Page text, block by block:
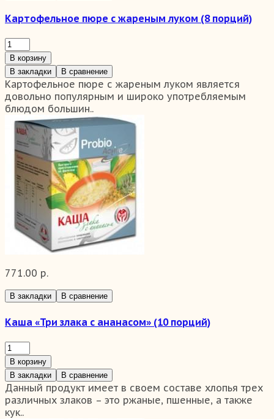
Картофельное пюре с жареным луком (8 порций)
В корзину
В закладки
В сравнение
Картофельное пюре с жареным луком является
довольно популярным и широко употребляемым
блюдом большин..
771.00 р.
В закладки В сравнение
Каша «Три злака с ананасом» (10 порций)
В корзину
В закладки
В сравнение
Данный продукт имеет в своем составе хлопья трех
различных злаков – это ржаные, пшенные, а также
кук..